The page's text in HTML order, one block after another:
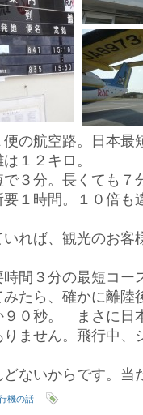
の航空路。日本最
１２キロ。
３分。長くても７
１時間。１０倍も
れば、観光のお客
間３分の最短コー
たら、確かに離陸
９０秒。 まさに日
ません。飛行中、
ないからです。当
機の話